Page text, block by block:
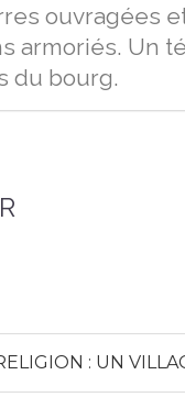
ouvragées
armoriés. Un
du bourg.
: UN